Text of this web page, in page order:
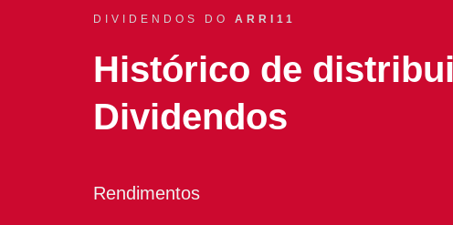
DIVIDENDOS DO ARRI11
Histórico de
Dividendos
Rendimentos